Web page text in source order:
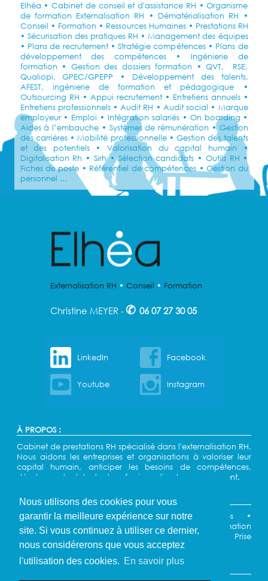
Nous utilisons des cookies pour vous
garantir la meilleure expérience sur notre
site. Si vous continuez à utiliser ce dernier,
nous considérerons que vous acceptez
l'utilisation des cookies. En savoir plus
Elhéa • Cabinet de conseil et d'assistance RH • Organisme
de formation Externalisation RH • Dématérialisation RH •
Conseil • Formation • Ressources Humaines • Prestations RH
• Sécurisation des pratiques RH • Management des équipes
• Plans de recrutement • Stratégie compétences • Plans de
développement des compétences • Ingénierie de
formation • Gestion des dossiers formation • QVT, RSE,
Qualiopi, GPEC/GPEPP • Développement des talents,
AFEST, ingénierie de formation et pédagogique •
Outsourcing RH • Appui recrutement • Entretiens annuels •
Entretiens professionnels • Audit RH • Audit social • Marque
employeur • Emploi • Intégration salariés • On boarding •
Aides à l’embauche • Systèmes de rémunération • Gestion
des carrières • Mobilité professionnelle • Gestion des talents
et des potentiels • Valorisation du capital humain •
Digitalisation Rh • Sirh • Sélection candidats • Outils RH •
Fiches de poste • Référentiel de compétences • Gestion du
personnel ...
Externalisation RH • Conseil • Formation
Christine MEYER - ✆ 06 07 27 30 05
LinkedIn
Youtube
Facebook
Instagram
À PROPOS :
Cabinet de prestations RH spécialisé dans l'externalisation RH.
Nous aidons les entreprises et organisations à valoriser leur
capital humain, anticiper les besoins de compétences,
développer les talents et professionnaliser le management.
NAVIGATION :
Accueil
•Externalisation Ressources Humaines
•
Externalisation Entretiens Professionnels •Conseil
Formation
• Actualités •Contact •Partenaires •Témoignages
Prise
de rendez-vous •Départements